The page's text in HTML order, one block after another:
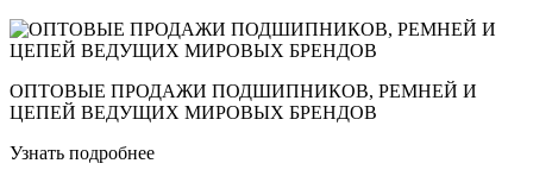
ОПТОВЫЕ ПРОДАЖИ ПОДШИПНИКОВ, РЕМНЕЙ И
ЦЕПЕЙ ВЕДУЩИХ МИРОВЫХ БРЕНДОВ
Узнать подробнее